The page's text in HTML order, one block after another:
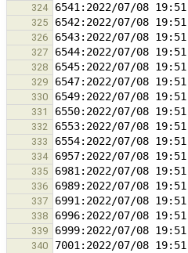
324
325
326
327
328
329
330
331
332
333
334
335
336
337
338
339
340